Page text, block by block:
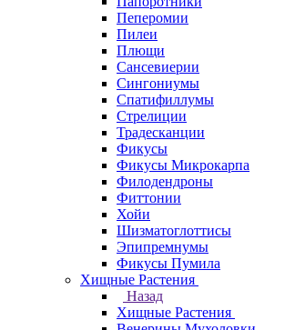
Пеперомии
Пилеи
Плющи
Сансевиерии
Сингониумы
Спатифиллумы
Стрелиции
Традесканции
Фикусы
Фикусы Микрокарпа
Филодендроны
Фиттонии
Хойи
Шизматоглоттисы
Эпипремнумы
Фикусы Пумила
Хищные Растения
Назад
Хищные Растения